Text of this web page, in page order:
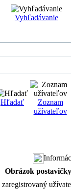
Vyhľadávanie
Hľadať
Zoznam
užívateľov
Obrázok postavičky
zaregistrovaný